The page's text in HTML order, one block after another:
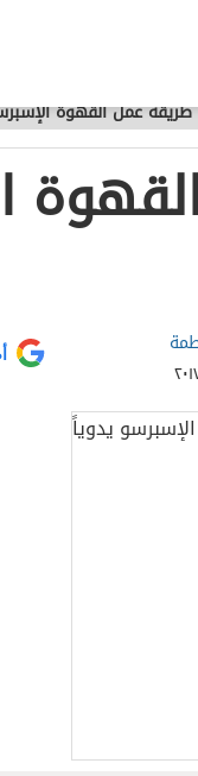
طريقة عمل القهوة